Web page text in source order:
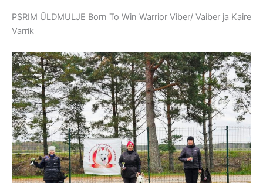
PSRIM ÜLDMULJE Born To Win Warrior Viber/ Vaiber ja Kaire
Varrik